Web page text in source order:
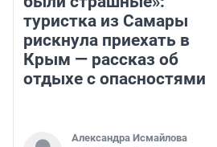
туристка из Самары
рискнула приехать в
Крым — рассказ об
отдыхе с опасностями
Александра Исмайлова